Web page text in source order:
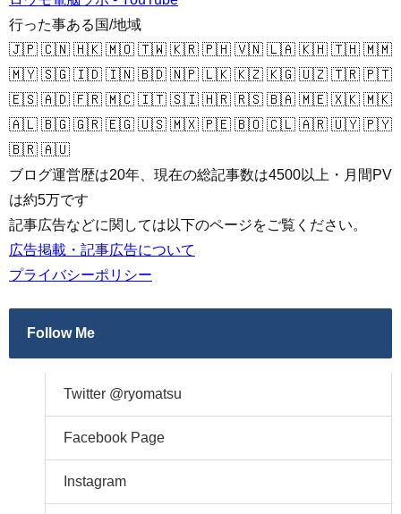
行った事ある国/地域
🇯🇵 🇨🇳 🇭🇰 🇲🇴 🇹🇼 🇰🇷 🇵🇭 🇻🇳 🇱🇦 🇰🇭 🇹🇭 🇲🇲
🇲🇾 🇸🇬 🇮🇩 🇮🇳 🇧🇩 🇳🇵 🇱🇰 🇰🇿 🇰🇬 🇺🇿 🇹🇷 🇵🇹
🇪🇸 🇦🇩 🇫🇷 🇲🇨 🇮🇹 🇸🇮 🇭🇷 🇷🇸 🇧🇦 🇲🇪 🇽🇰 🇲🇰
🇦🇱 🇧🇬 🇬🇷 🇪🇬 🇺🇸 🇲🇽 🇵🇪 🇧🇴 🇨🇱 🇦🇷 🇺🇾 🇵🇾
🇧🇷 🇦🇺
ブログ運営歴は20年、現在の総記事数は4500以上・月間PV
は約5万です
記事広告などに関しては以下のページをご覧ください。
広告掲載・記事広告について
プライバシーポリシー
Follow Me
Twitter @ryomatsu
Facebook Page
Instagram